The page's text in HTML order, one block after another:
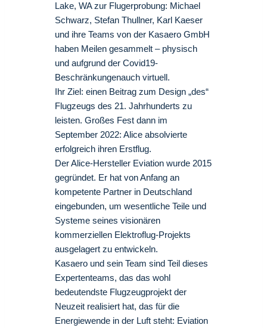
Lake, WA zur Flugerprobung: Michael
Schwarz, Stefan Thullner, Karl Kaeser
und ihre Teams von der Kasaero GmbH
haben Meilen gesammelt – physisch
und aufgrund der Covid19-
Beschränkungenauch virtuell.
Ihr Ziel: einen Beitrag zum Design „des“
Flugzeugs des 21. Jahrhunderts zu
leisten. Großes Fest dann im
September 2022: Alice absolvierte
erfolgreich ihren Erstflug.
Der Alice-Hersteller Eviation wurde 2015
gegründet. Er hat von Anfang an
kompetente Partner in Deutschland
eingebunden, um wesentliche Teile und
Systeme seines visionären
kommerziellen Elektroflug-Projekts
ausgelagert zu entwickeln.
Kasaero und sein Team sind Teil dieses
Expertenteams, das das wohl
bedeutendste Flugzeugprojekt der
Neuzeit realisiert hat, das für die
Energiewende in der Luft steht: Eviation